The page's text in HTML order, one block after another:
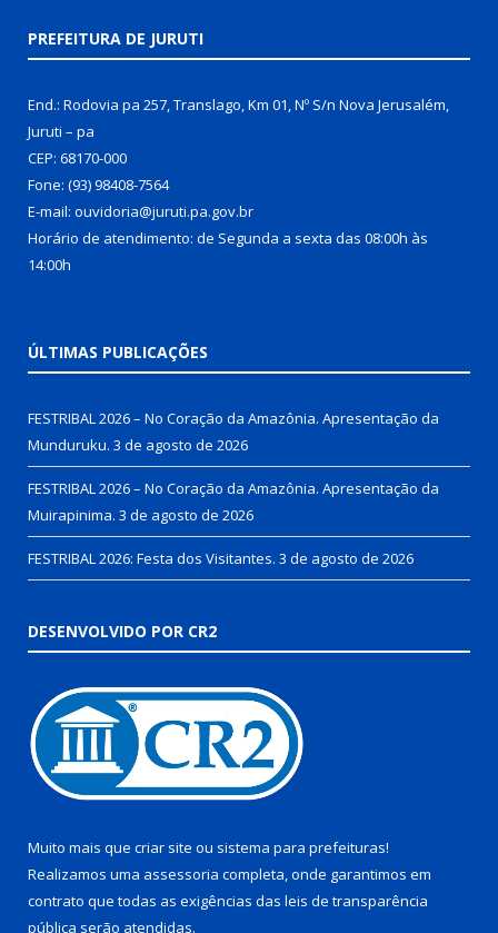
PREFEITURA DE JURUTI
End.: Rodovia pa 257, Translago, Km 01, Nº S/n Nova Jerusalém,
Juruti – pa
CEP: 68170-000
Fone: (93) 98408-7564
E-mail: ouvidoria@juruti.pa.gov.br
Horário de atendimento: de Segunda a sexta das 08:00h às
14:00h
ÚLTIMAS PUBLICAÇÕES
FESTRIBAL 2026 – No Coração da Amazônia. Apresentação da
Munduruku. 3 de agosto de 2026
FESTRIBAL 2026 – No Coração da Amazônia. Apresentação da
Muirapinima. 3 de agosto de 2026
FESTRIBAL 2026: Festa dos Visitantes. 3 de agosto de 2026
DESENVOLVIDO POR CR2
Muito mais que criar site ou sistema para prefeituras!
Realizamos uma assessoria completa, onde garantimos em
contrato que todas as exigências das leis de transparência
pública serão atendidas.